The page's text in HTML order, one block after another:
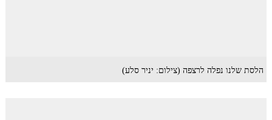
הלסת שלנו נפלה לרצפה (צילום: יניר סלע)